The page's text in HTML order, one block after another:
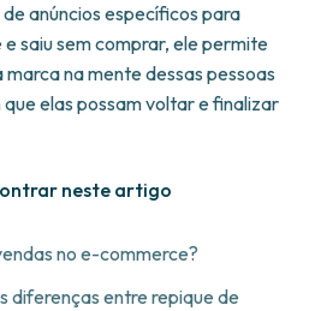
anúncios específicos para
saiu sem comprar, ele permite
na mente dessas pessoas
elas possam voltar e finalizar
neste artigo
no e-commerce?
diferenças entre repique de